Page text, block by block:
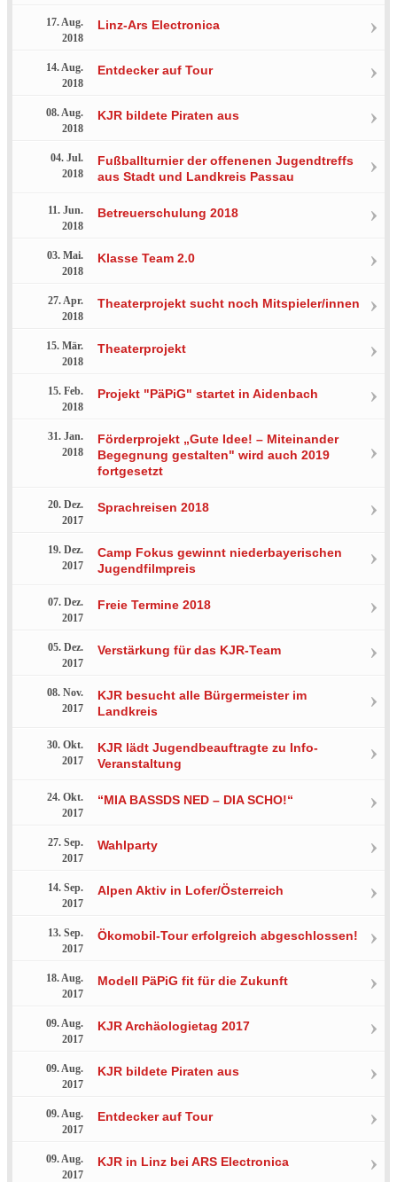
17. Aug.
2018
Linz-Ars Electronica
14. Aug.
2018
Entdecker auf Tour
08. Aug.
2018
KJR bildete Piraten aus
04. Jul.
2018
Fußballturnier der offenenen Jugendtreffs
aus Stadt und Landkreis Passau
11. Jun.
2018
Betreuerschulung 2018
03. Mai.
2018
Klasse Team 2.0
27. Apr.
2018
Theaterprojekt sucht noch Mitspieler/innen
15. Mär.
2018
Theaterprojekt
15. Feb.
2018
Projekt "PäPiG" startet in Aidenbach
31. Jan.
2018
Förderprojekt „Gute Idee! – Miteinander
Begegnung gestalten" wird auch 2019
fortgesetzt
20. Dez.
2017
Sprachreisen 2018
19. Dez.
2017
Camp Fokus gewinnt niederbayerischen
Jugendfilmpreis
07. Dez.
2017
Freie Termine 2018
05. Dez.
2017
Verstärkung für das KJR-Team
08. Nov.
2017
KJR besucht alle Bürgermeister im
Landkreis
30. Okt.
2017
KJR lädt Jugendbeauftragte zu Info-
Veranstaltung
24. Okt.
2017
“MIA BASSDS NED – DIA SCHO!“
27. Sep.
2017
Wahlparty
14. Sep.
2017
Alpen Aktiv in Lofer/Österreich
13. Sep.
2017
Ökomobil-Tour erfolgreich abgeschlossen!
18. Aug.
2017
Modell PäPiG fit für die Zukunft
09. Aug.
2017
KJR Archäologietag 2017
09. Aug.
2017
KJR bildete Piraten aus
09. Aug.
2017
Entdecker auf Tour
09. Aug.
2017
KJR in Linz bei ARS Electronica